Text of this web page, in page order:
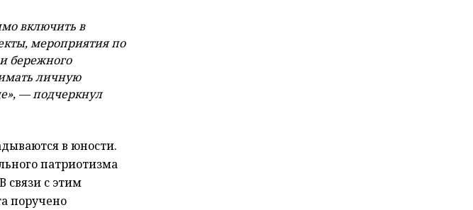
включить в
мероприятия по
бережного
личную
— подчеркнул
в юности.
патриотизма
связи с этим
поручено